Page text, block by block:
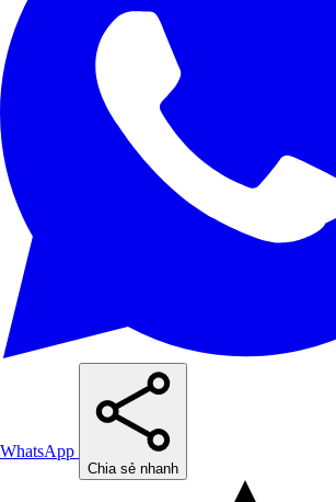
WhatsApp
Chia sẻ nhanh